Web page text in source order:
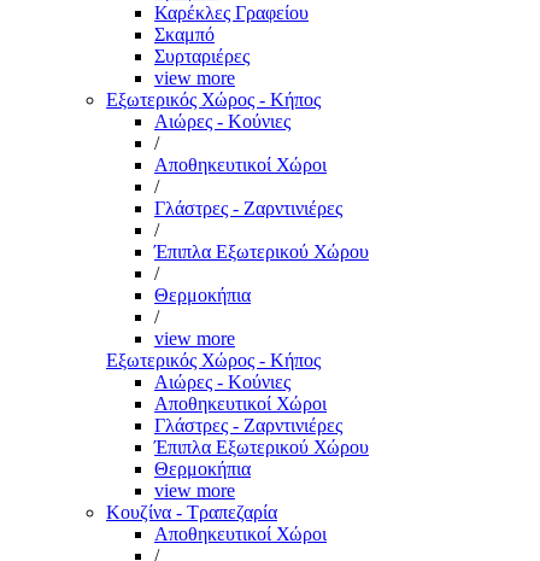
Καρέκλες Γραφείου
Σκαμπό
Συρταριέρες
view more
Εξωτερικός Χώρος - Κήπος
Αιώρες - Κούνιες
/
Αποθηκευτικοί Χώροι
/
Γλάστρες - Ζαρντινιέρες
/
Έπιπλα Εξωτερικού Χώρου
/
Θερμοκήπια
/
view more
Εξωτερικός Χώρος - Κήπος
Αιώρες - Κούνιες
Αποθηκευτικοί Χώροι
Γλάστρες - Ζαρντινιέρες
Έπιπλα Εξωτερικού Χώρου
Θερμοκήπια
view more
Κουζίνα - Τραπεζαρία
Αποθηκευτικοί Χώροι
/